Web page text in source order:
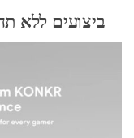
ביצועים ללא